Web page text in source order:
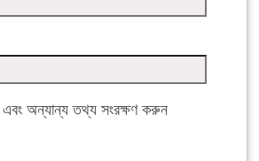
অন্যান্য তথ্য সংরক্ষণ করুন